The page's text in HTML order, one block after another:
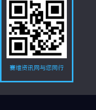
赛维资讯网与您同行